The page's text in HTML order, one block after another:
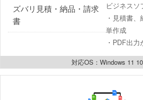
ズバリ見積・納品・請求
書
ビジネスソ
・見積書
単作成
・PDF出力
対応OS：Windows 11 10